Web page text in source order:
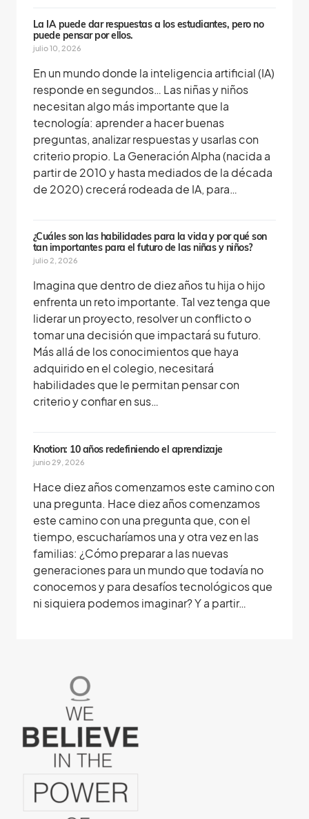
La IA puede dar respuestas a los estudiantes, pero no
puede pensar por ellos.
julio 10, 2026
En un mundo donde la inteligencia artificial (IA)
responde en segundos… Las niñas y niños
necesitan algo más importante que la
tecnología: aprender a hacer buenas
preguntas, analizar respuestas y usarlas con
criterio propio. La Generación Alpha (nacida a
partir de 2010 y hasta mediados de la década
de 2020) crecerá rodeada de IA, para…
¿Cuáles son las habilidades para la vida y por qué son
tan importantes para el futuro de las niñas y niños?
julio 2, 2026
Imagina que dentro de diez años tu hija o hijo
enfrenta un reto importante. Tal vez tenga que
liderar un proyecto, resolver un conflicto o
tomar una decisión que impactará su futuro.
Más allá de los conocimientos que haya
adquirido en el colegio, necesitará
habilidades que le permitan pensar con
criterio y confiar en sus…
Knotion: 10 años redefiniendo el aprendizaje
junio 29, 2026
Hace diez años comenzamos este camino con
una pregunta. Hace diez años comenzamos
este camino con una pregunta que, con el
tiempo, escucharíamos una y otra vez en las
familias: ¿Cómo preparar a las nuevas
generaciones para un mundo que todavía no
conocemos y para desafíos tecnológicos que
ni siquiera podemos imaginar? Y a partir…